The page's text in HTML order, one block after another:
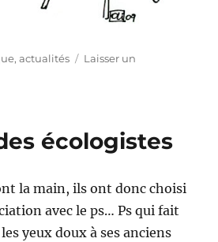
actualités
Laisser un
écologistes
la main, ils ont donc choisi
avec le ps… Ps qui fait
yeux doux à ses anciens